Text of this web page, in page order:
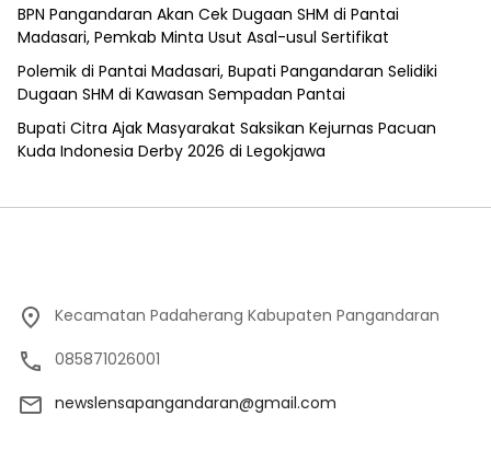
BPN Pangandaran Akan Cek Dugaan SHM di Pantai
Madasari, Pemkab Minta Usut Asal-usul Sertifikat
Polemik di Pantai Madasari, Bupati Pangandaran Selidiki
Dugaan SHM di Kawasan Sempadan Pantai
Bupati Citra Ajak Masyarakat Saksikan Kejurnas Pacuan
Kuda Indonesia Derby 2026 di Legokjawa
Kecamatan Padaherang Kabupaten Pangandaran
085871026001
newslensapangandaran@gmail.com